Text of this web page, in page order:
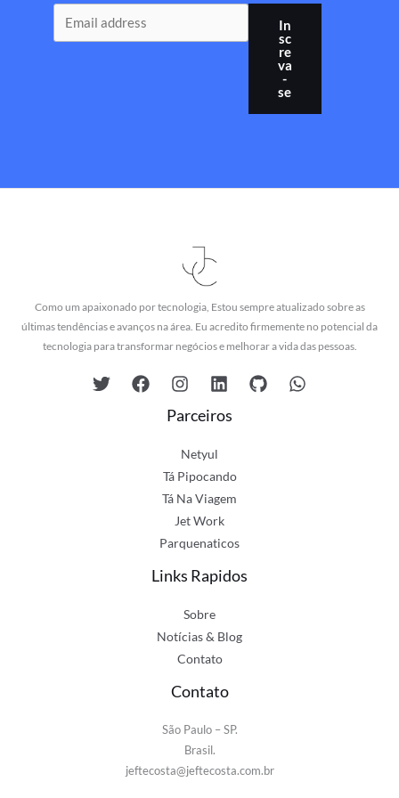
In
sc
re
va
-
se
Como um apaixonado por tecnologia, Estou sempre atualizado sobre as
últimas tendências e avanços na área. Eu acredito firmemente no potencial da
tecnologia para transformar negócios e melhorar a vida das pessoas.
Parceiros
Netyul
Tá Pipocando
Tá Na Viagem
Jet Work
Parquenaticos
Links Rapidos
Sobre
Notícias & Blog
Contato
Contato
São Paulo – SP.
Brasil.
jeftecosta@jeftecosta.com.br